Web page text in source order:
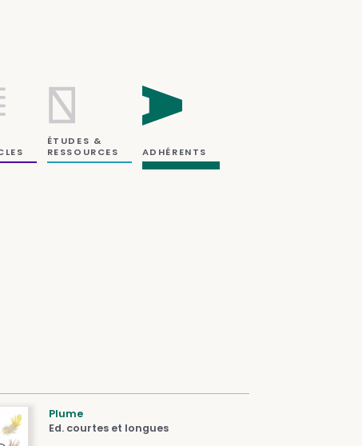
ÉTUDES &
RESSOURCES
ADHÉRENTS
Plume
Ed. courtes et longues